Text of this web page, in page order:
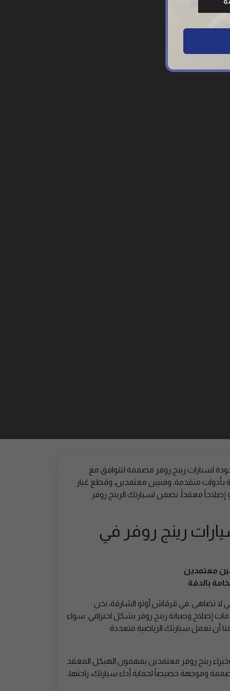
لسيارات رينج روفر مصممة لتتوافق مع
بأدوات متقدمة، وفنيين معتمدين، وقطع غيار
معقداً، نضمن لسيارتك الرينج روفر
رينج روفر في
معتمدين
بالدقة
لا تضاهى. في قرقاش أوتو الشارقة، نحن
إصلاح وصيانة رينج روفر بشكل احترافي. سواء
أن تعمل سيارتك الرياضية متعددة
رينج روفر معتمدين يفهمون الهيكل المعقد
وموجهة خصيصاً لحماية أداء سيارتك، راحتها،